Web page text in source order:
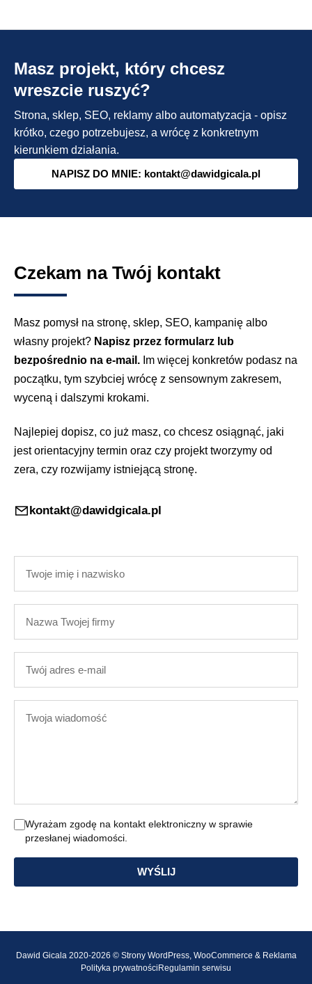
się
WordPressa?
Masz projekt, który chcesz
wreszcie ruszyć?
Strona, sklep, SEO, reklamy albo automatyzacja - opisz
krótko, czego potrzebujesz, a wrócę z konkretnym
kierunkiem działania.
NAPISZ DO MNIE: kontakt@dawidgicala.pl
Czekam na Twój kontakt
Masz pomysł na stronę, sklep, SEO, kampanię albo
własny projekt? Napisz przez formularz lub
bezpośrednio na e-mail. Im więcej konkretów podasz na
początku, tym szybciej wrócę z sensownym zakresem,
wyceną i dalszymi krokami.
Najlepiej dopisz, co już masz, co chcesz osiągnąć, jaki
jest orientacyjny termin oraz czy projekt tworzymy od
zera, czy rozwijamy istniejącą stronę.
kontakt@dawidgicala.pl
nazwisko
mail
wiadomość
Wyrażam zgodę na kontakt elektroniczny w sprawie
przesłanej wiadomości.
WYŚLIJ
Dawid Gicala 2020-2026 © Strony WordPress, WooCommerce & Reklama
Polityka prywatnościRegulamin serwisu